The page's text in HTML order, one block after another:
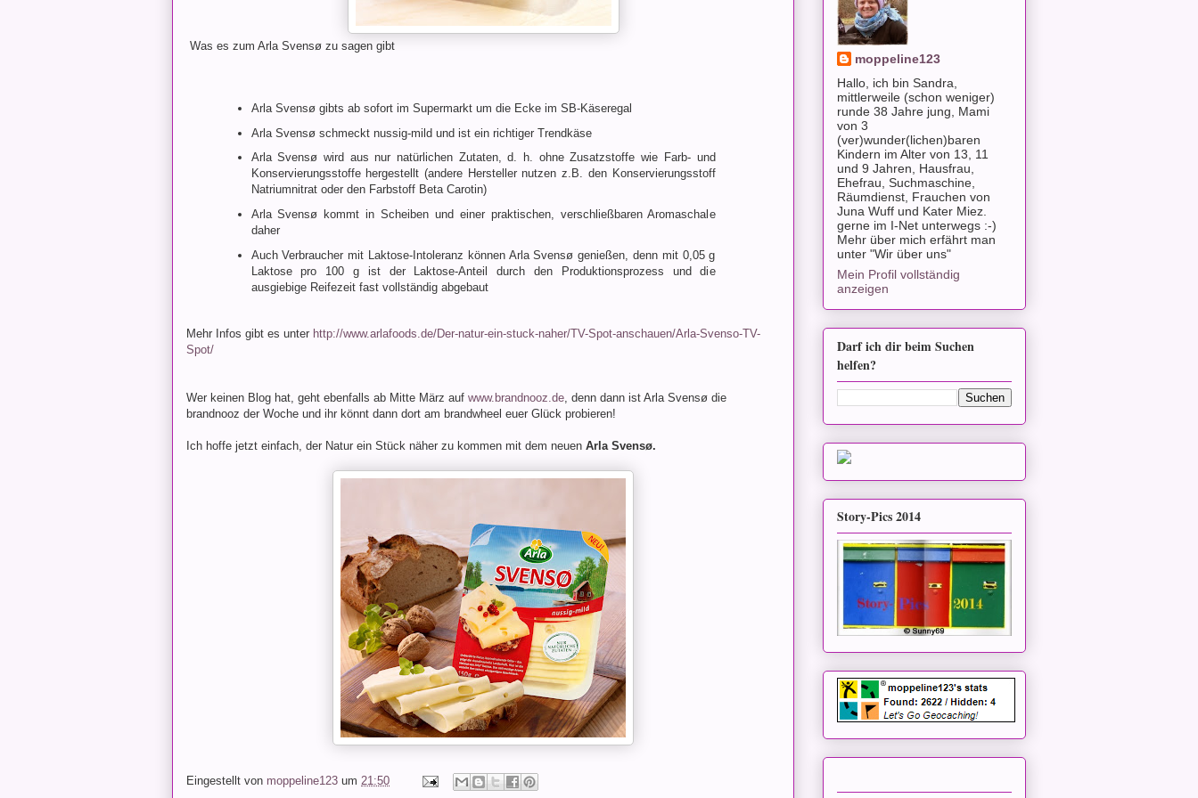
Was es zum Arla Svensø zu sagen gibt
Arla Svensø gibts ab sofort im Supermarkt um die Ecke im SB-Käseregal
Arla Svensø schmeckt nussig-mild und ist ein richtiger Trendkäse
Arla Svensø wird aus nur natürlichen Zutaten, d. h. ohne Zusatzstoffe wie Farb- und
Konservierungsstoffe hergestellt (andere Hersteller nutzen z.B. den Konservierungsstoff
Natriumnitrat oder den Farbstoff Beta Carotin)
Arla Svensø kommt in Scheiben und einer praktischen, verschließbaren Aromaschale
daher
Auch Verbraucher mit Laktose-Intoleranz können Arla Svensø genießen, denn mit 0,05 g
Laktose pro 100 g ist der Laktose-Anteil durch den Produktionsprozess und die
ausgiebige Reifezeit fast vollständig abgebaut
Mehr Infos gibt es unter http://www.arlafoods.de/Der-natur-ein-stuck-naher/TV-Spot-anschauen/Arla-Svenso-TV-
Spot/
Wer keinen Blog hat, geht ebenfalls ab Mitte März auf www.brandnooz.de, denn dann ist Arla Svensø die
brandnooz der Woche und ihr könnt dann dort am brandwheel euer Glück probieren!
Ich hoffe jetzt einfach, der Natur ein Stück näher zu kommen mit dem neuen Arla Svensø.
Eingestellt von moppeline123 um 21:50
moppeline123
Hallo, ich bin Sandra,
mittlerweile (schon weniger)
runde 38 Jahre jung, Mami
von 3
(ver)wunder(lichen)baren
Kindern im Alter von 13, 11
und 9 Jahren, Hausfrau,
Ehefrau, Suchmaschine,
Räumdienst, Frauchen von
Juna Wuff und Kater Miez.
gerne im I-Net unterwegs :-)
Mehr über mich erfährt man
unter "Wir über uns"
Mein Profil vollständig
anzeigen
Darf ich dir beim Suchen
helfen?
Story-Pics 2014